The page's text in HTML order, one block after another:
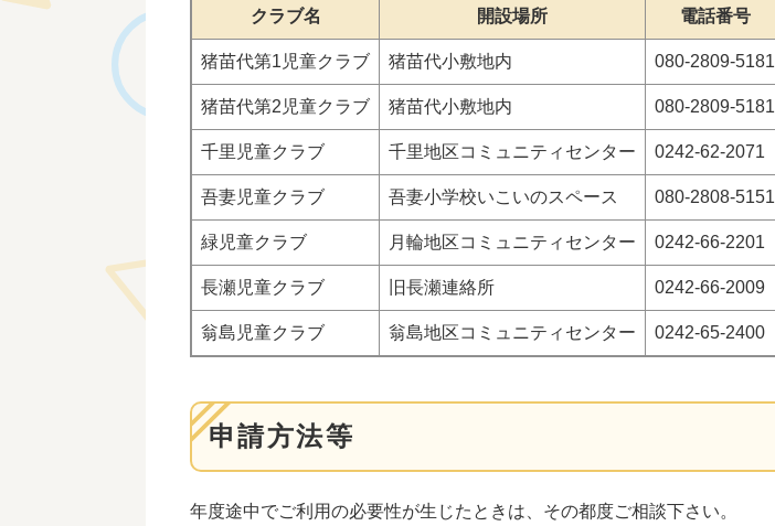
クラブ名 開設場所 電話番号
猪苗代第1児童クラブ 猪苗代小敷地内 080-2809-5181
猪苗代第2児童クラブ 猪苗代小敷地内 080-2809-5181
千里児童クラブ 千里地区コミュニティセンター 0242-62-2071
吾妻児童クラブ 吾妻小学校いこいのスペース 080-2808-5151
緑児童クラブ 月輪地区コミュニティセンター 0242-66-2201
長瀬児童クラブ 旧長瀬連絡所 0242-66-2009
翁島児童クラブ 翁島地区コミュニティセンター 0242-65-2400
申請方法等
年度途中でご利用の必要性が生じたときは、その都度ご相談下さい。